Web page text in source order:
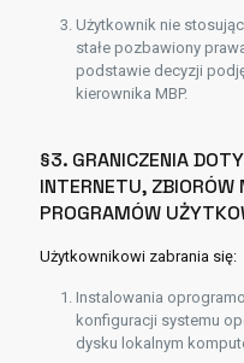
Użytkownik nie
stałe pozbawiony
podstawie decyzji
kierownika MBP.
§3. GRANICZENIA
INTERNETU,
PROGRAMÓW
Użytkownikowi zabrania się:
Instalowania
konfiguracji systemu
dysku lokalnym